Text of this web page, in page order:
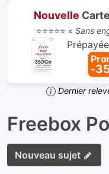
Nouvelle
⭐⭐⭐⭐⭐ « Sans
-
Dernier
Freebox
Nouveau sujet